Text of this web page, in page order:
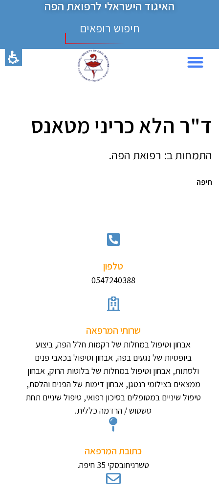
האיגוד הישראלי לרפואת הפה
חיפוש רופאים
ד"ר הלא כריני מטאנס
התמחות ב: רפואת הפה.
חיפה
טלפון
0547240388
שרותי המרפאה
אבחון וטיפול במחלות של רקמות חלל הפה, ביצוע
ביופסיות של נגעים בפה, אבחון וטיפול בכאבי פנים
ולסתות, אבחון וטיפול במחלות של בלוטות הרוק, אבחון
ממצאים בצילומי רנטגן, אבחון דימות של הפנים והלסת,
טיפול שיניים במטופלים בסיכון רפואי, טיפול שיניים תחת
טשטוש / הרדמה כללית.
כתובת המרפאה
טשרניחובסקי 35 חיפה.